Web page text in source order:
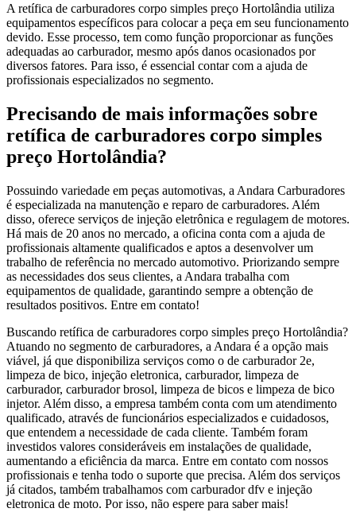
A retífica de carburadores corpo simples preço Hortolândia utiliza
equipamentos específicos para colocar a peça em seu funcionamento
devido. Esse processo, tem como função proporcionar as funções
adequadas ao carburador, mesmo após danos ocasionados por
diversos fatores. Para isso, é essencial contar com a ajuda de
profissionais especializados no segmento.
Precisando de mais informações sobre
retífica de carburadores corpo simples
preço Hortolândia?
Possuindo variedade em peças automotivas, a Andara Carburadores
é especializada na manutenção e reparo de carburadores. Além
disso, oferece serviços de injeção eletrônica e regulagem de motores.
Há mais de 20 anos no mercado, a oficina conta com a ajuda de
profissionais altamente qualificados e aptos a desenvolver um
trabalho de referência no mercado automotivo. Priorizando sempre
as necessidades dos seus clientes, a Andara trabalha com
equipamentos de qualidade, garantindo sempre a obtenção de
resultados positivos. Entre em contato!
Buscando retífica de carburadores corpo simples preço Hortolândia?
Atuando no segmento de carburadores, a Andara é a opção mais
viável, já que disponibiliza serviços como o de carburador 2e,
limpeza de bico, injeção eletronica, carburador, limpeza de
carburador, carburador brosol, limpeza de bicos e limpeza de bico
injetor. Além disso, a empresa também conta com um atendimento
qualificado, através de funcionários especializados e cuidadosos,
que entendem a necessidade de cada cliente. Também foram
investidos valores consideráveis em instalações de qualidade,
aumentando a eficiência da marca. Entre em contato com nossos
profissionais e tenha todo o suporte que precisa. Além dos serviços
já citados, também trabalhamos com carburador dfv e injeção
eletronica de moto. Por isso, não espere para saber mais!